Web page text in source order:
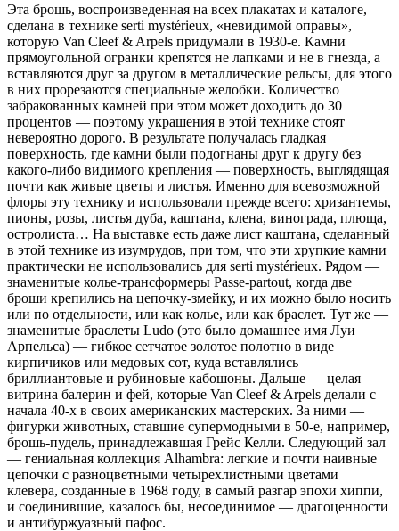
Эта брошь, воспроизведенная на всех плакатах и каталоге,
сделана в технике serti mystérieux, «невидимой оправы»,
которую Van Cleef & Arpels придумали в 1930-е. Камни
прямоугольной огранки крепятся не лапками и не в гнезда, а
вставляются друг за другом в металлические рельсы, для этого
в них прорезаются специальные желобки. Количество
забракованных камней при этом может доходить до 30
процентов — поэтому украшения в этой технике стоят
невероятно дорого. В результате получалась гладкая
поверхность, где камни были подогнаны друг к другу без
какого-либо видимого крепления — поверхность, выглядящая
почти как живые цветы и листья. Именно для всевозможной
флоры эту технику и использовали прежде всего: хризантемы,
пионы, розы, листья дуба, каштана, клена, винограда, плюща,
остролиста… На выставке есть даже лист каштана, сделанный
в этой технике из изумрудов, при том, что эти хрупкие камни
практически не использовались для serti mystérieux. Рядом —
знаменитые колье-трансформеры Passe-partout, когда две
броши крепились на цепочку-змейку, и их можно было носить
или по отдельности, или как колье, или как браслет. Тут же —
знаменитые браслеты Ludo (это было домашнее имя Луи
Арпельса) — гибкое сетчатое золотое полотно в виде
кирпичиков или медовых сот, куда вставлялись
бриллиантовые и рубиновые кабошоны. Дальше — целая
витрина балерин и фей, которые Van Cleef & Arpels делали с
начала 40-х в своих американских мастерских. За ними —
фигурки животных, ставшие супермодными в 50-е, например,
брошь-пудель, принадлежавшая Грейс Келли. Следующий зал
— гениальная коллекция Alhambra: легкие и почти наивные
цепочки с разноцветными четырехлистными цветами
клевера, созданные в 1968 году, в самый разгар эпохи хиппи,
и соединившие, казалось бы, несоединимое — драгоценности
и антибуржуазный пафос.